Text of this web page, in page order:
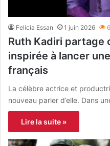
Felicia Essan 1 juin 2026
Ruth Kadiri partage
inspirée à lancer
français
La célèbre actrice et
nouveau parler d’elle. Dans
Lire la suite »